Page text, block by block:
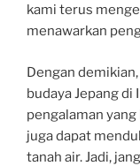
kami terus
menawarkan
Dengan
budaya Jepang
pengalaman
juga dapat
tanah air. Jadi,